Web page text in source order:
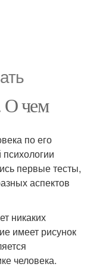
О чем
по его
первые тесты,
аспектов
никаких
имеет рисунок
человека.